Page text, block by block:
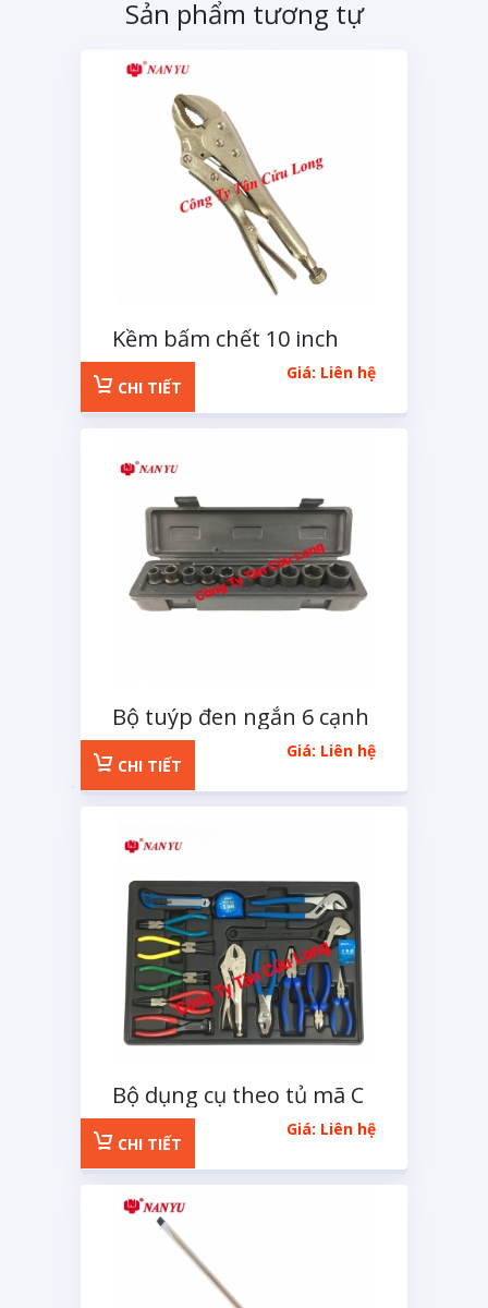
Sản phẩm tương tự
Kềm bấm chết 10 inch
Giá: Liên hệ
CHI TIẾT
Bộ tuýp đen ngắn 6 cạnh
1/2 inchs 11 chi tiếtGiá: Liên hệ
CHI TIẾT
Bộ dụng cụ theo tủ mã C
14 chi tiết
Giá: Liên hệ
CHI TIẾT